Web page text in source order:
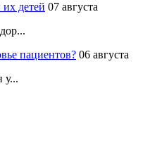
детей 07 августа
пациентов? 06 августа
у...